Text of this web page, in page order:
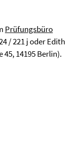
Prüfungsbüro
/ 221 j oder Edith
14195 Berlin).